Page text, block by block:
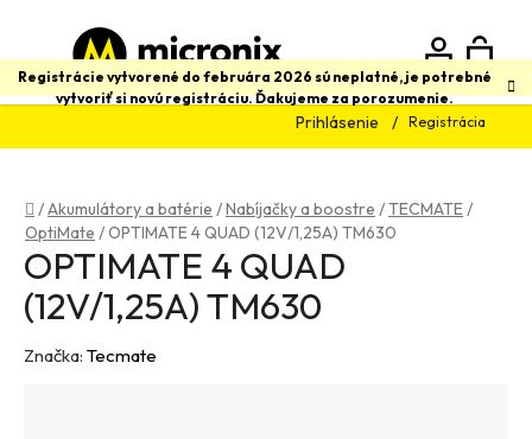
obsah
Registrácie vytvorené do februára 2026 sú neplatné, je potrebné
vytvoriť si novú registráciu. Ďakujeme za porozumenie.
Prihlásenie Registrácia
Hľadať
Domov
/Akumulátory a batérie /Nabíjačky a boostre /TECMATE/
OptiMate /OPTIMATE 4 QUAD (12V/1,25A) TM630
OPTIMATE 4 QUAD
(12V/1,25A) TM630
Značka: Tecmate